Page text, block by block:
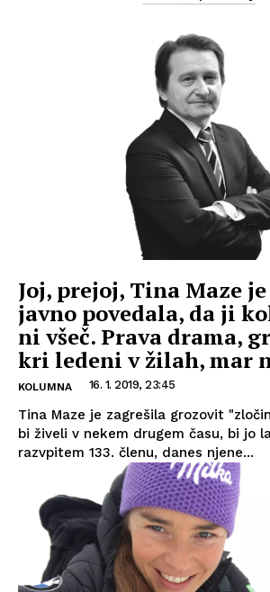
Joj, prejoj, Tina Maze
javno povedala, da ji
ni všeč. Prava drama,
kri ledeni v žilah, mar
KOLUMNA 16. 1. 2019, 23:45
Tina Maze je zagrešila grozovit
bi živeli v nekem drugem času, bi jo
razvpitem 133. členu, danes njene...